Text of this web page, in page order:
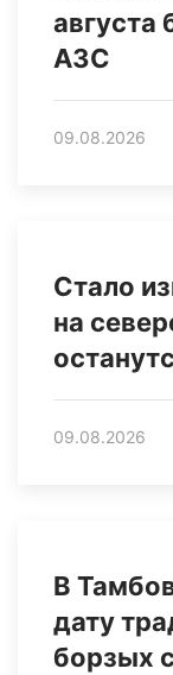
августа
АЗС
09.08.2026
Стало
на
09.08.2026
В
дату
борзых